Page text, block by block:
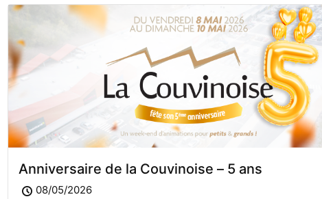
Anniversaire de la Couvinoise – 5 ans
08/05/2026